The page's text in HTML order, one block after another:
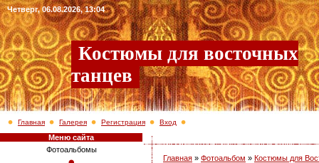
Четверг, 06.08.2026, 13:04
Костюмы для восточных
танцев
Главная Галерея Регистрация Вход
Меню сайта
Фотоальбомы
Главная » Фотоальбом » Костюмы для